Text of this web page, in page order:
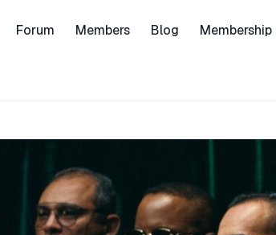
Forum Members Blog
Membership